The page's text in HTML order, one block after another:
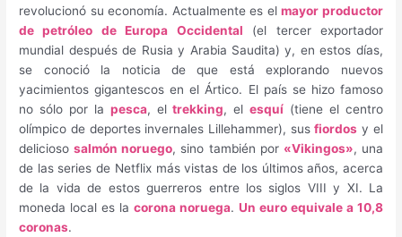
revolucionó su economía. Actualmente es elmayor productor
de petróleo de Europa Occidental (el tercer exportador
mundial después de Rusia y Arabia Saudita) y, en estos días,
se conoció la noticia de que está explorando nuevos
yacimientos gigantescos en el Ártico. El país se hizo famoso
no sólo por la pesca, eltrekking, elesquí (tiene el centro
olímpico de deportes invernales Lillehammer), susfiordos y el
deliciososalmón noruego, sino también por «Vikingos», una
de las series de Netflix más vistas de los últimos años, acerca
de la vida de estos guerreros entre los siglos VIII y XI. La
moneda local es lacorona noruega.Un euro equivale a 10,8
coronas.